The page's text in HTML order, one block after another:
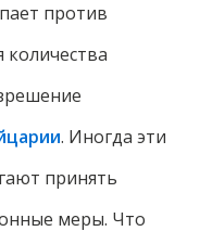
против
. Иногда эти
принять
меры. Что